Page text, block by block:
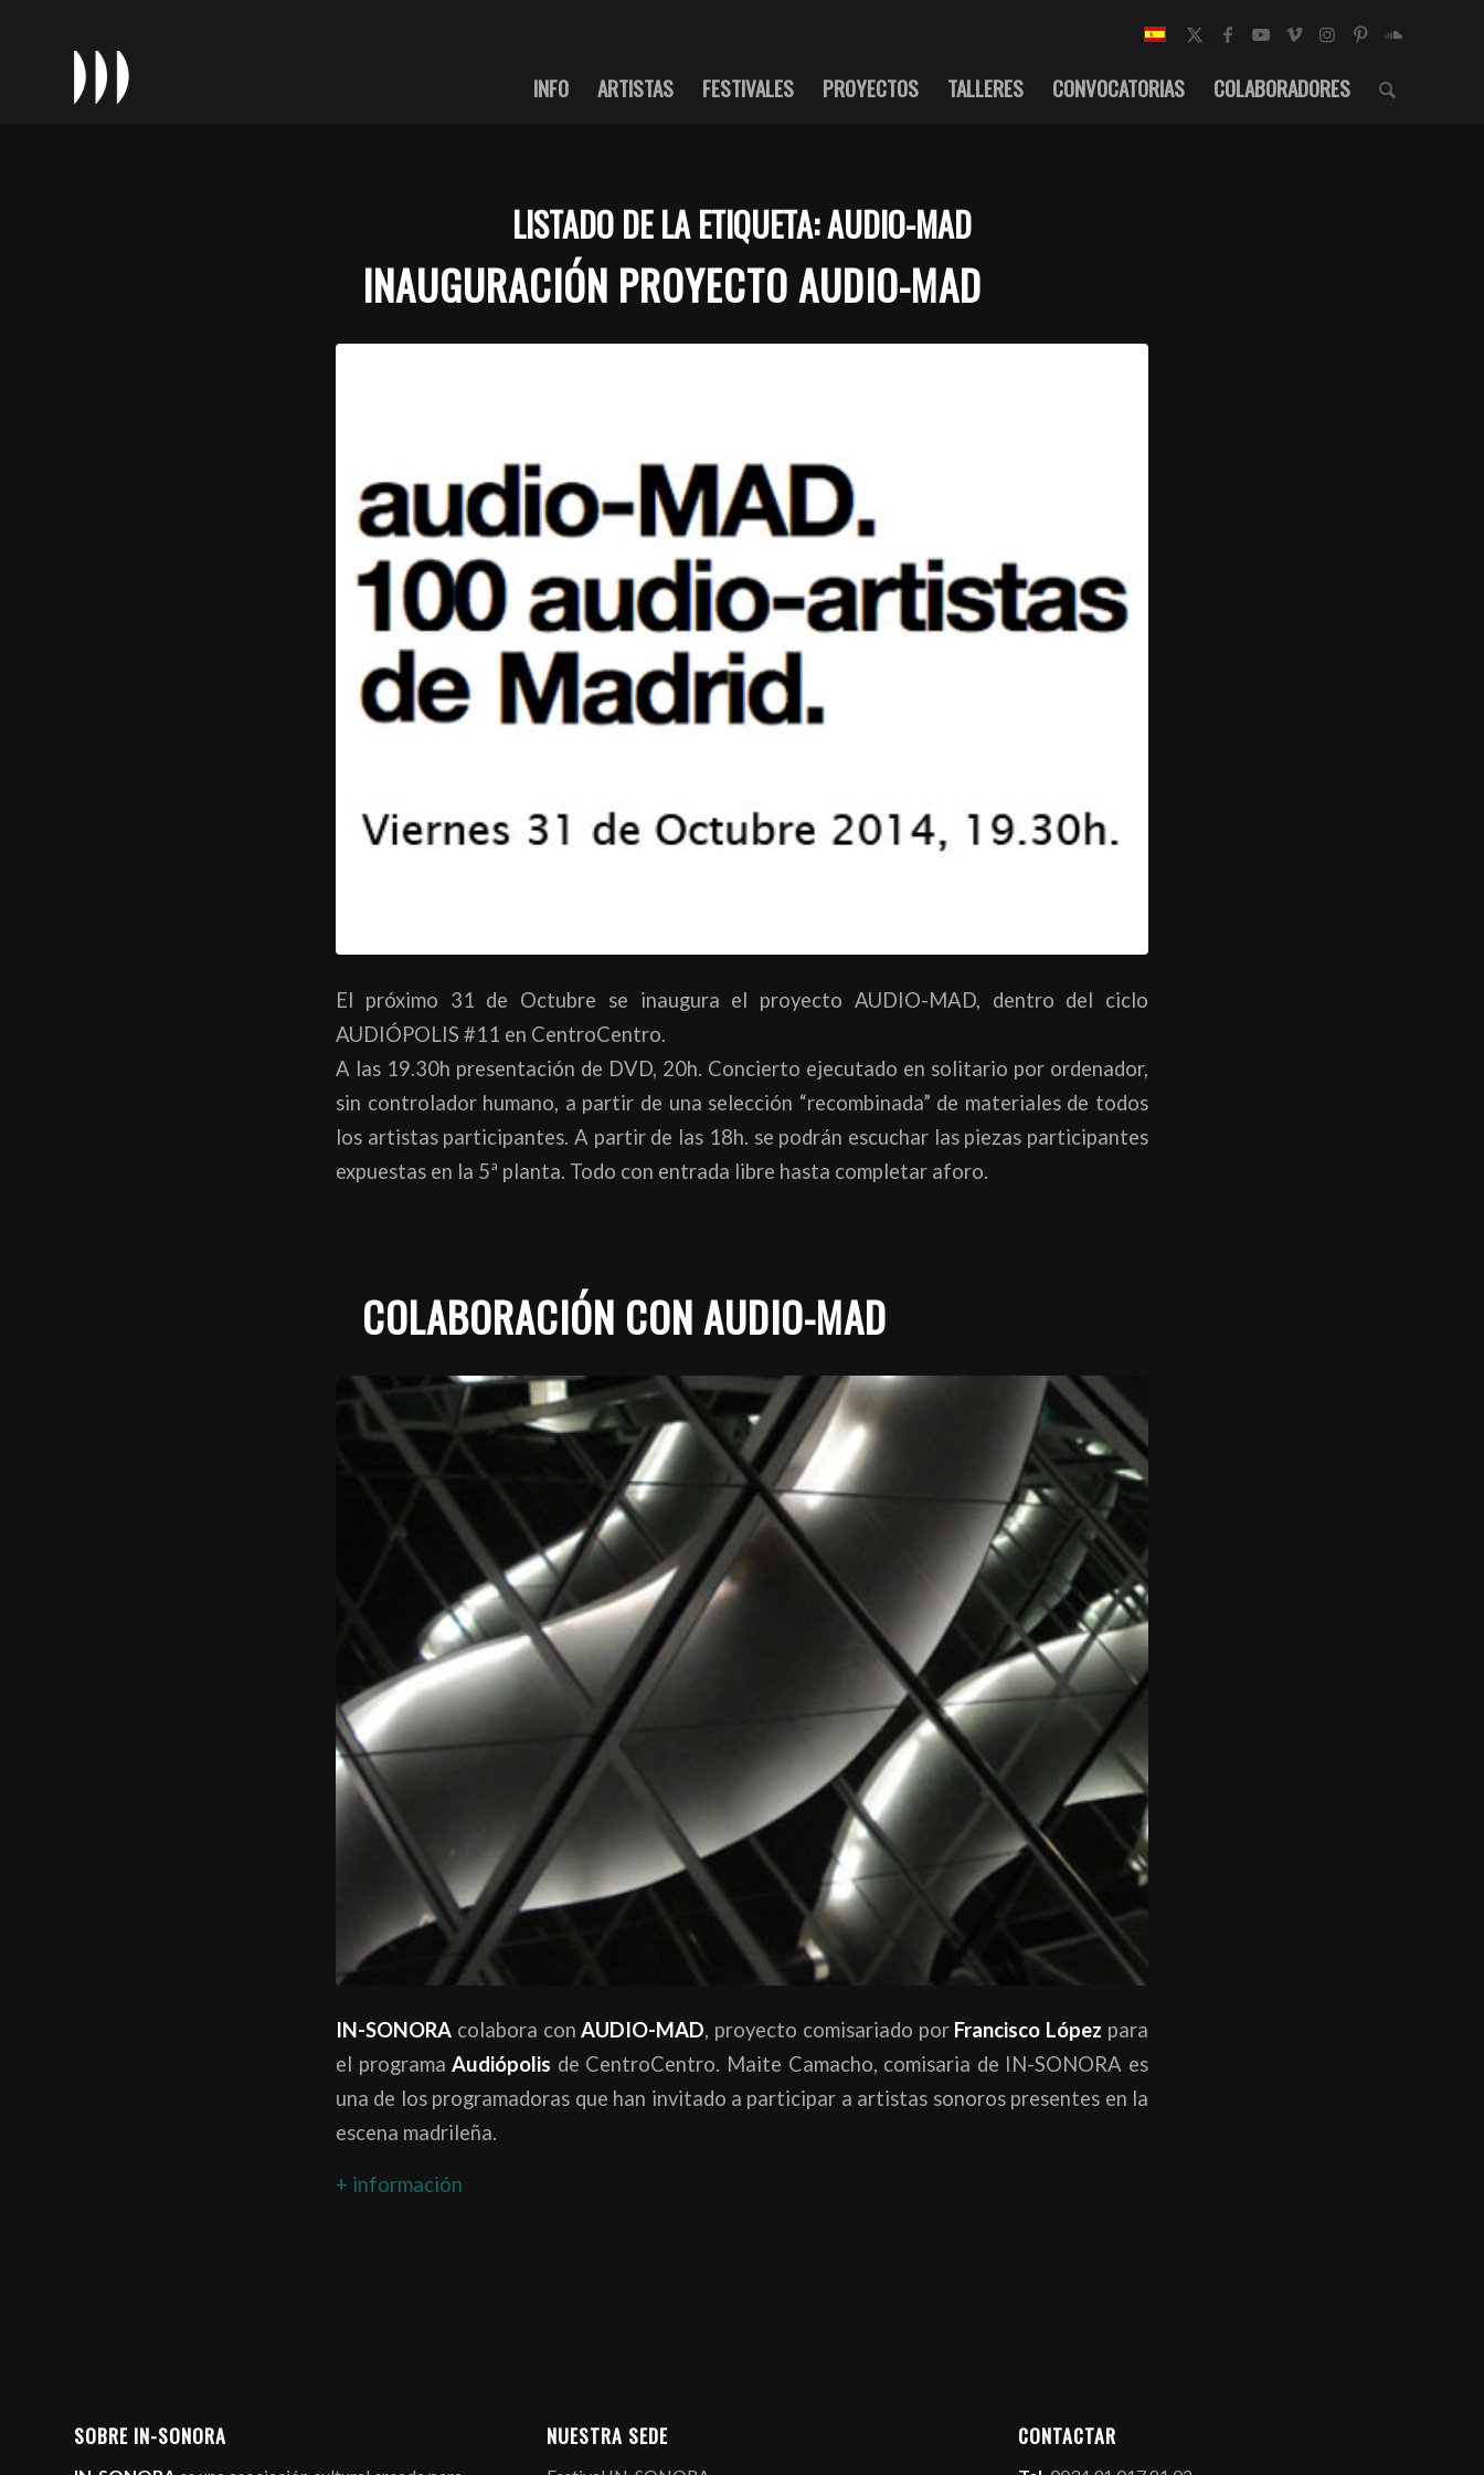
INFO ARTISTAS FESTIVALES PROYECTOS TALLERES CONVOCATORIAS COLABORADORES
LISTADO DE LA ETIQUETA:AUDIO-MAD
INAUGURACIÓN PROYECTO AUDIO-MAD
El próximo 31 de Octubre se inaugura el proyecto AUDIO-MAD, dentro del ciclo
AUDIÓPOLIS #11 en CentroCentro.
A las 19.30h presentación de DVD, 20h. Concierto ejecutado en solitario por ordenador,
sin controlador humano, a partir de una selección “recombinada” de materiales de todos
los artistas participantes. A partir de las 18h. se podrán escuchar las piezas participantes
expuestas en la 5ª planta. Todo con entrada libre hasta completar aforo.
COLABORACIÓN CON AUDIO-MAD
IN-SONORA colabora conAUDIO-MAD, proyecto comisariado por Francisco López para
el programaAudiópolis de CentroCentro. Maite Camacho, comisaria de IN-SONORA es
una de los programadoras que han invitado a participar a artistas sonoros presentes en la
escena madrileña.
+ información
SOBRE IN-SONORA NUESTRA SEDE CONTACTAR